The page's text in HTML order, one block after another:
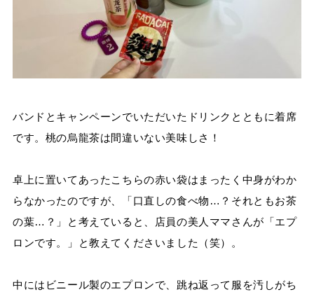
バンドとキャンペーンでいただいたドリンクとともに着席
です。桃の烏龍茶は間違いない美味しさ！
卓上に置いてあったこちらの赤い袋はまったく中身がわか
らなかったのですが、「口直しの食べ物…？それともお茶
の葉…？」と考えていると、店員の美人ママさんが「エプ
ロンです。」と教えてくださいました（笑）。
中にはビニール製のエプロンで、跳ね返って服を汚しがち